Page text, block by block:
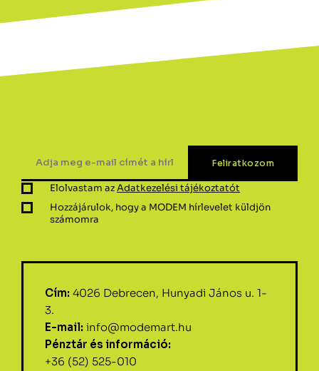
Elolvastam azAdatkezelési tájékoztatót
Hozzájárulok, hogy a MODEM hírlevelet küldjön
számomra
Cím: 4026 Debrecen, Hunyadi János u. 1-
3.
E-mail: info@modemart.hu
Pénztár és információ:
+36 (52) 525-010